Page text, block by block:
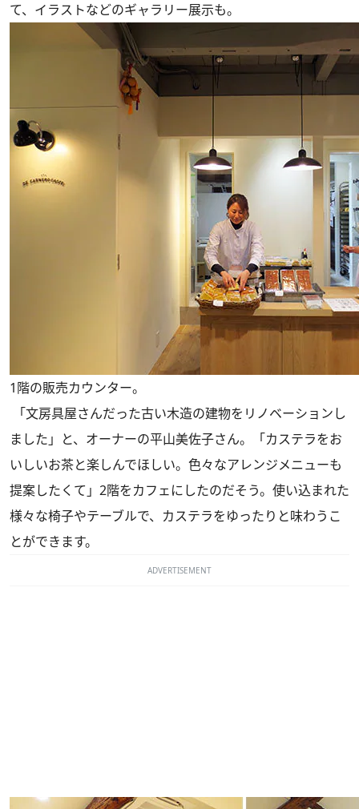
て、イラストなどのギャラリー展示も。
1階の販売カウンター。
「文房具屋さんだった古い木造の建物をリノベーションし
ました」と、オーナーの平山美佐子さん。「カステラをお
いしいお茶と楽しんでほしい。色々なアレンジメニューも
提案したくて」2階をカフェにしたのだそう。使い込まれた
様々な椅子やテーブルで、カステラをゆったりと味わうこ
とができます。
ADVERTISEMENT